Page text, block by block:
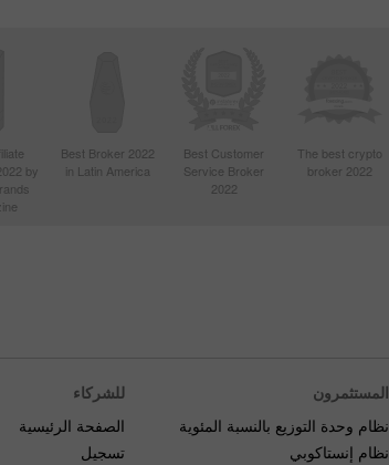
The best crypto
broker 2022
Best Customer
Service Broker
2022
Best Broker 2022
in Latin America
by
المستثمرون
نظام وحدة التوزيع بالنسبة المئوية
نظام إنستاكوبي
للشركاء
الصفحة الرئيسية
تسجيل